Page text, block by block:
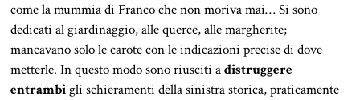
come la mummia di Franco che non moriva mai… Si sono
dedicati al giardinaggio, alle querce, alle margherite;
mancavano solo le carote con le indicazioni precise di dove
metterle. In questo modo sono riusciti adistruggere
entrambigli schieramenti della sinistra storica, praticamente